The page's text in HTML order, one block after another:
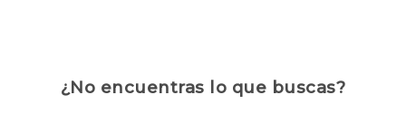
¿No encuentras lo que buscas?